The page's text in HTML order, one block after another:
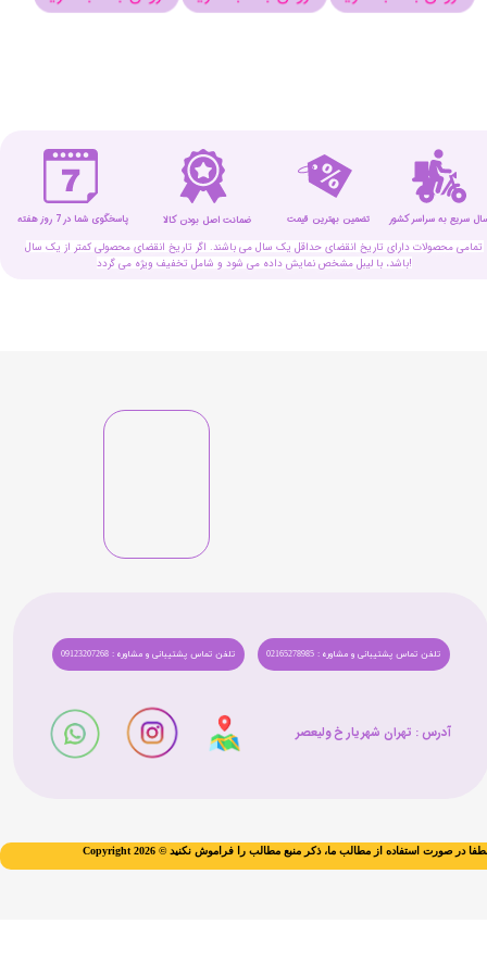
تمامی محصولات دارای تاریخ انقضای حداقل یک سال می باشند. اگر تاریخ انقضای محصولی کمتر از یک سال
باشد، با لیبل مشخص نمایش داده می شود و شامل تخفیف ویژه می گردد!
ضمانت اصل بودن کالا تضمین بهترین قیمت پاسخگوی شما در 7 روز هفته سریع به سراسر کشور
تلفن تماس پشتیبانی و مشاوره : 09123207268 تلفن تماس پشتیبانی و مشاوره : 02165278985
آدرس : تهران شهریار خ ولیعصر​​​​​​​